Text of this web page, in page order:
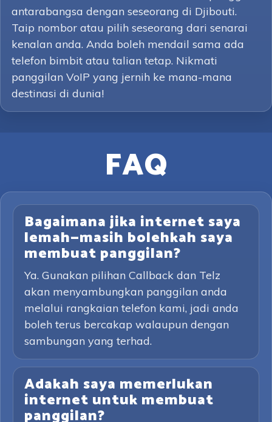
antarabangsa dengan seseorang di Djibouti.
Taip nombor atau pilih seseorang dari senarai
kenalan anda. Anda boleh mendail sama ada
telefon bimbit atau talian tetap. Nikmati
panggilan VoIP yang jernih ke mana-mana
destinasi di dunia!
FAQ
Bagaimana jika internet saya
lemah—masih bolehkah saya
membuat panggilan?
Ya. Gunakan pilihan Callback dan Telz
akan menyambungkan panggilan anda
melalui rangkaian telefon kami, jadi anda
boleh terus bercakap walaupun dengan
sambungan yang terhad.
Adakah saya memerlukan
internet untuk membuat
panggilan?